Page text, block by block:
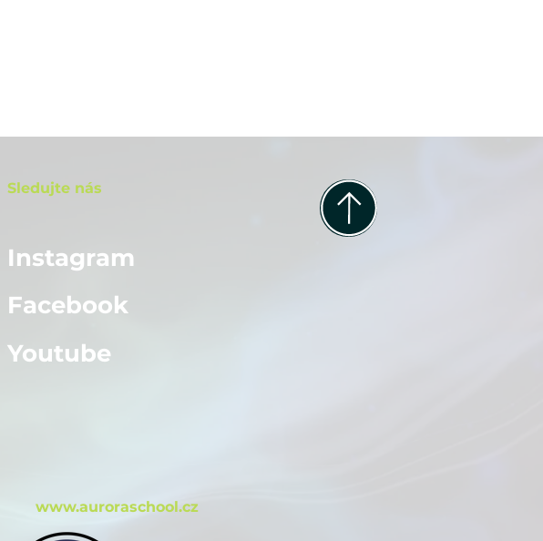
Sledujte nás
Instagram
Facebook
Youtube
www.auroraschool.cz